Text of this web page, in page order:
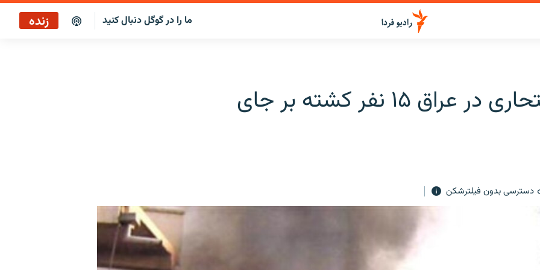
ما را در گوگل دنبال کنید زنده
حمله انتحاری در عراق ۱۵ نفر کشته بر جای
دسترسی بدون فیلترشکن